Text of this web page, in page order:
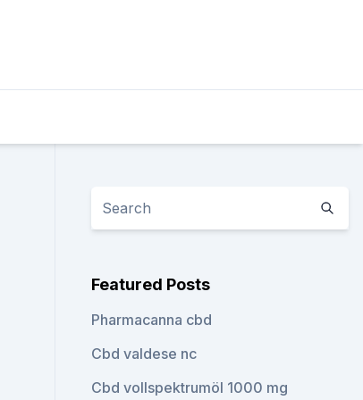
Featured Posts
Pharmacanna cbd
Cbd valdese nc
Cbd vollspektrumöl 1000 mg